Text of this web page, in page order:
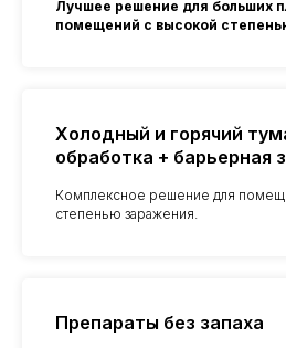
Лучшее решение для больших
помещений с высокой
Холодный и горячий
обработка + барьерная
Комплексное решение для
степенью заражения.
Препараты без запаха